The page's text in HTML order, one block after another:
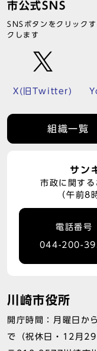
市公式SNS
SNSボタンをクリック
クします
X(旧Twitter)
組織一覧
サン
市政に関す
（午前8
電話番号
044-200-
川崎市役所
開庁時間：月曜日か
で（祝休日・12月